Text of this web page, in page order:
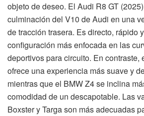
objeto de deseo. El Audi R8 GT
culminación del V10 de Audi en una
de tracción trasera. Es directo, rápido
configuración más enfocada en las
deportivos para circuito. En contraste,
ofrece una experiencia más suave y
mientras que el BMW Z4 se inclina
comodidad de un descapotable. Las
Boxster y Targa son más adecuadas